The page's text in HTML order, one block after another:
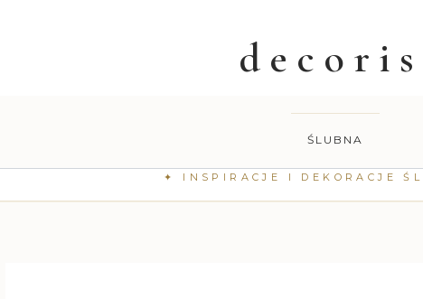
ŚLUBNA